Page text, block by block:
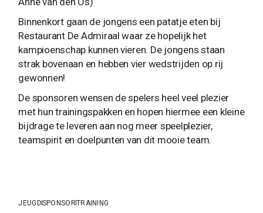
Binnenkort gaan de jongens een patatje eten bij
Restaurant De Admiraal waar ze hopelijk het
kampioenschap kunnen vieren. De jongens staan
strak bovenaan en hebben vier wedstrijden op rij
gewonnen!
De sponsoren wensen de spelers heel veel plezier
met hun trainingspakken en hopen hiermee een kleine
bijdrage te leveren aan nog meer speelplezier,
teamspirit en doelpunten van dit mooie team.
JEUGDSPONSORTRAINING